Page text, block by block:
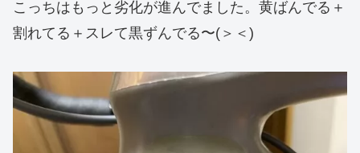
こっちはもっと劣化が進んでました。黄ばんでる＋
割れてる＋スレて黒ずんでる〜(＞＜)